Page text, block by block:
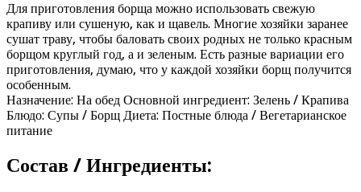
Для приготовления борща можно использовать свежую
крапиву или сушеную, как и щавель. Многие хозяйки заранее
сушат траву, чтобы баловать своих родных не только красным
борщом круглый год, а и зеленым. Есть разные вариации его
приготовления, думаю, что у каждой хозяйки борщ получится
особенным.
Назначение: На обед Основной ингредиент: Зелень / Крапива
Блюдо: Супы / Борщ Диета: Постные блюда / Вегетарианское
питание
Состав / Ингредиенты: